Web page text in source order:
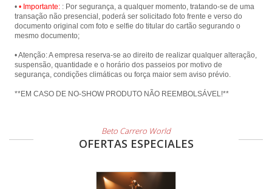
• • Importante: : Por segurança, a qualquer momento, tratando-se de uma
transação não presencial, poderá ser solicitado foto frente e verso do
documento original com foto e selfie do titular do cartão segurando o
mesmo documento;
• Atenção: A empresa reserva-se ao direito de realizar qualquer alteração,
suspensão, quantidade e o horário dos passeios por motivo de
segurança, condições climáticas ou força maior sem aviso prévio.
**EM CASO DE NO-SHOW PRODUTO NÃO REEMBOLSÁVEL!**
Beto Carrero World
OFERTAS ESPECIALES